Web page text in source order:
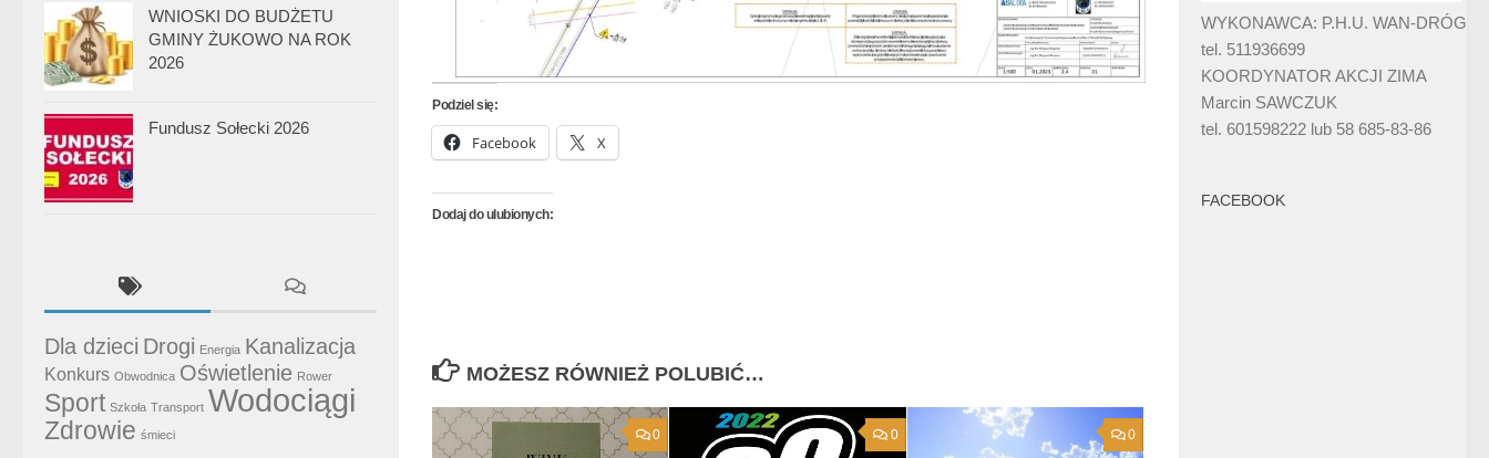
Podziel się:
Facebook X
Dodaj do ulubionych:
MOŻESZ RÓWNIEŻ POLUBIĆ…
0 0 0
WNIOSKI DO BUDŻETU
GMINY ŻUKOWO NA ROK
2026
Fundusz Sołecki 2026
Dla dzieci Drogi Energia Kanalizacja
Konkurs Obwodnica Oświetlenie Rower
Sport Szkoła Transport Wodociągi
Zdrowie śmieci
WYKONAWCA: P.H.U. WAN-DRÓG
tel. 511936699
KOORDYNATOR AKCJI ZIMA
Marcin SAWCZUK
tel. 601598222 lub 58 685-83-86
FACEBOOK